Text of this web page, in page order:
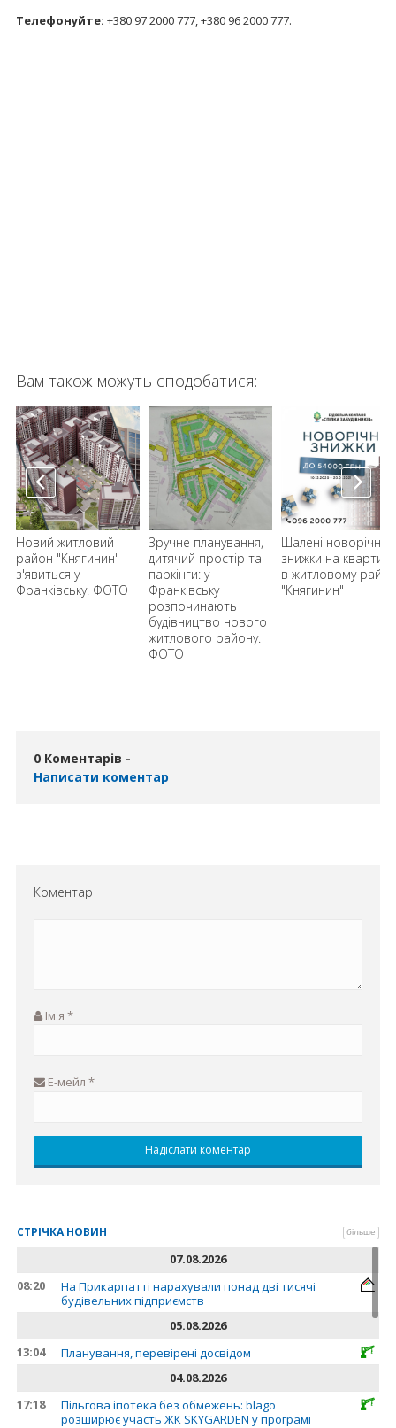
Телефонуйте: +380 97 2000 777, +380 96 2000 777.
Вам також можуть сподобатися:
Новий житловий
район "Княгинин"
з'явиться у
Франківську. ФОТО
Зручне планування,
дитячий простір та
паркінги: у
Франківську
розпочинають
будівництво нового
житлового району.
ФОТО
Шалені новорічні
знижки на
в житловому
"Княгинин"
0 Коментарів -
Написати коментар
Коментар
Ім'я *
Е-мейл *
СТРІЧКА НОВИН більше
07.08.2026
08:20
На Прикарпатті нарахували понад дві тисячі
будівельних підприємств
05.08.2026
13:04
Планування, перевірені досвідом
04.08.2026
17:18
Пільгова іпотека без обмежень: blago
розширює участь ЖК SKYGARDEN у програмі